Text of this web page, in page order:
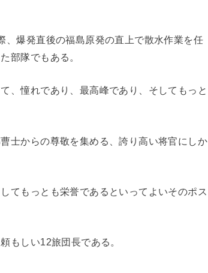
爆発直後の福島原発の直上で散水作業を任
部隊でもある。
、憧れであり、最高峰であり、そしてもっと
士からの尊敬を集める、誇り高い将官にしか
てもっとも栄誉であるといってよいそのポス
もしい12旅団長である。